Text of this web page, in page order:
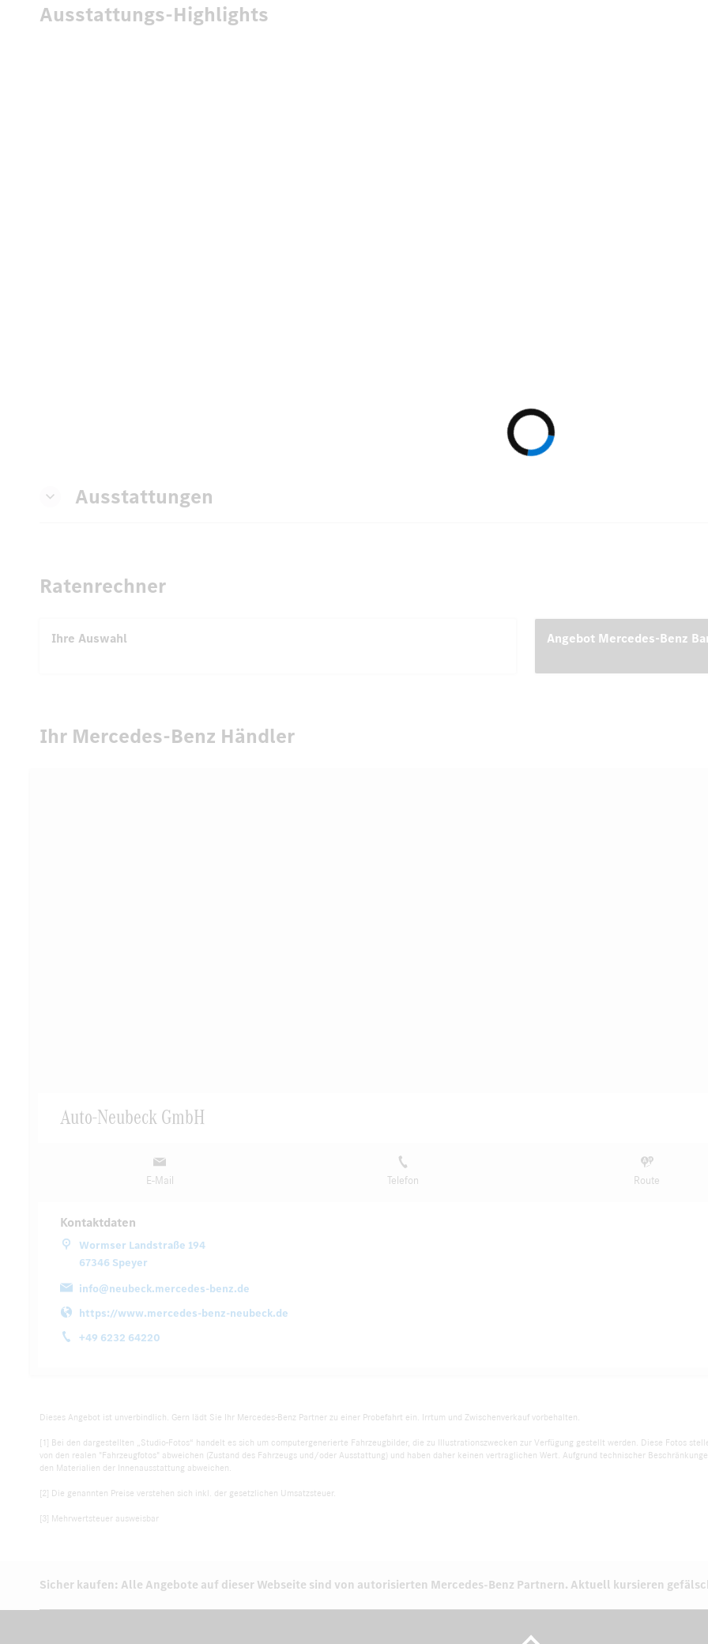
Ausstattungs-Highlights
Ausstattungen
Ratenrechner
Ihre Auswahl Angebot Mercedes-Benz
Ihr Mercedes-Benz Händler
Auto-Neubeck GmbH
E-Mail Telefon Route
Kontaktdaten
Wormser Landstraße 194
67346 Speyer
info@neubeck.mercedes-benz.de
https://www.mercedes-benz-neubeck.de
+49 6232 64220
Dieses Angebot ist unverbindlich. Gern lädt Sie Ihr Mercedes-Benz Partner zu einer Probefahrt ein. Irrtum und Zwischenverkauf vorbehalten.
[1] Bei den dargestellten „Studio-Fotos“ handelt es sich um computergenerierte Fahrzeugbilder, die zu Illustrationszwecken zur Verfügung gestellt werden. Diese Fotos
von den realen "Fahrzeugfotos" abweichen (Zustand des Fahrzeugs und/oder Ausstattung) und haben daher keinen vertraglichen Wert. Aufgrund technischer
den Materialien der Innenausstattung abweichen.
[2] Die genannten Preise verstehen sich inkl. der gesetzlichen Umsatzsteuer.
[3] Mehrwertsteuer ausweisbar
Sicher kaufen: Alle Angebote auf dieser Webseite sind von autorisierten Mercedes-Benz Partnern. Aktuell kursieren